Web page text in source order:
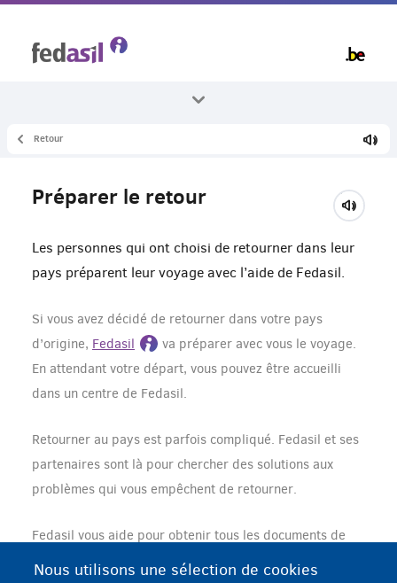
Tous les thèmes
Aide au retour
Retour
Préparer le retour
Les personnes qui ont choisi de retourner dans leur
pays préparent leur voyage avec l’aide de Fedasil.
Si vous avez décidé de retourner dans votre pays
d’origine, Fedasil
va préparer avec vous le voyage.
En attendant votre départ, vous pouvez être accueilli
dans un centre de Fedasil.
Retourner au pays est parfois compliqué. Fedasil et ses
partenaires sont là pour chercher des solutions aux
problèmes qui vous empêchent de retourner.
Fedasil vous aide pour obtenir tous les documents de
Nous utilisons une sélection de cookies